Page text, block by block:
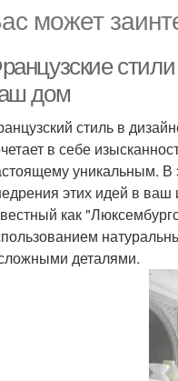
может
дом
стиль в
в себе
уникальным. В
этих идей в ваш
как
деталями.